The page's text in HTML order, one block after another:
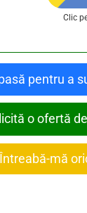
Clic
pentru a
o ofertă
Întreabă-mă